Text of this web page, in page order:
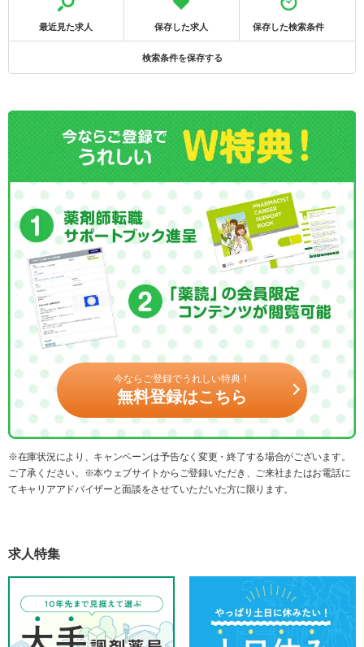
最近見た求人 保存した求人 保存した検索条件
検索条件を保存する
今ならご登録でうれしい特典！
無料登録はこちら
※在庫状況により、キャンペーンは予告なく変更・終了する場合がございます。
ご了承ください。※本ウェブサイトからご登録いただき、ご来社またはお電話に
てキャリアアドバイザーと面談をさせていただいた方に限ります。
求人特集